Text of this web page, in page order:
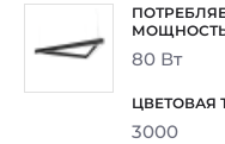
80 Вт
3000